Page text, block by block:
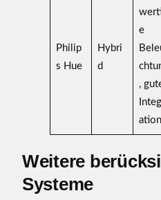
Philip
s Hue
Hybri
d
e
,
ation
Weitere
Systeme